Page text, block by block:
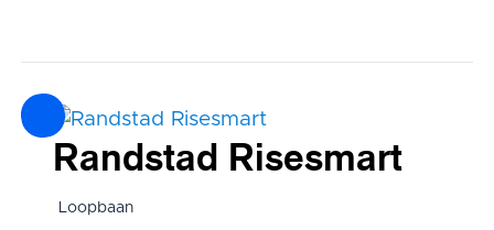
Randstad Risesmart
Loopbaan